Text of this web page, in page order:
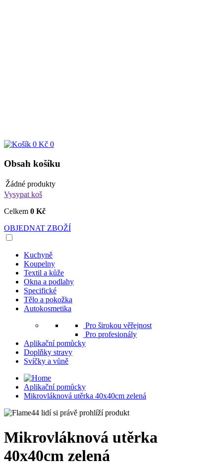
0 Kč 0
Obsah košíku
Žádné produkty
Vysypat koš
Celkem 0 Kč
OBJEDNAT ZBOŽÍ
Kuchyně
Koupelny
Textil a kůže
Okna a podlahy
Specifické
Tělo a pokožka
Autokosmetika
Pro širokou věřejnost
Pro profesionály
Aplikační pomůcky
Doplňky stravy
Svíčky a vůně
Aplikační pomůcky
Mikrovláknová utěrka 40x40cm zelená
44 lidí si právě prohlíží produkt
Mikrovláknová utěrka
40x40cm zelená